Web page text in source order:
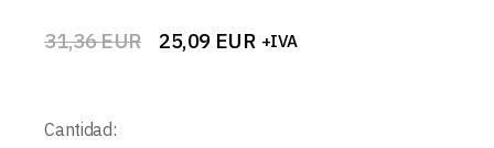
31,36EUR
El
31,36 EUR.
25,09 EUR
El
25,09 EUR.
+IVA
Cantidad: